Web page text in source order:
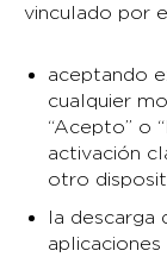
vinculado por
aceptando
cualquier
“Acepto” o
activación
otro
la descarga